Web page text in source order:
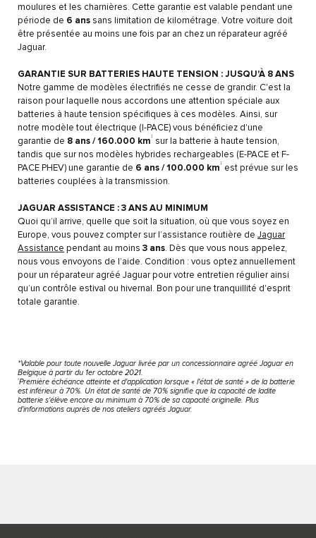
moulures et les charnières. Cette garantie est valable pendant une
période de 6 ans sans limitation de kilométrage. Votre voiture doit
être présentée au moins une fois par an chez un réparateur agréé
Jaguar.
GARANTIE SUR BATTERIES HAUTE TENSION : JUSQU'À 8 ANS
Notre gamme de modèles électrifiés ne cesse de grandir. C'est la
raison pour laquelle nous accordons une attention spéciale aux
batteries à haute tension spécifiques à ces modèles. Ainsi, sur
notre modèle tout électrique (I-PACE) vous bénéficiez d'une
garantie de 8 ans / 160.000 km‡ sur la batterie à haute tension,
tandis que sur nos modèles hybrides rechargeables (E-PACE et F-
PACE PHEV) une garantie de 6 ans / 100.000 km‡ est prévue sur les
batteries couplées à la transmission.
JAGUAR ASSISTANCE : 3 ANS AU MINIMUM
Quoi qu’il arrive, quelle que soit la situation, où que vous soyez en
Europe, vous pouvez compter sur l’assistance routière de Jaguar
Assistance pendant au moins 3 ans. Dès que vous nous appelez,
nous vous envoyons de l’aide. Condition : vous optez annuellement
pour un réparateur agréé Jaguar pour votre entretien régulier ainsi
qu’un contrôle estival ou hivernal. Bon pour une tranquillité d'esprit
totale garantie.
*Valable pour toute nouvelle Jaguar livrée par un concessionnaire agréé Jaguar en
Belgique à partir du 1er octobre 2021.
‡Première échéance atteinte et d'application lorsque « l'état de santé » de la batterie
est inférieur à 70%. Un état de santé de 70% signifie que la capacité de ladite
batterie s'élève encore au minimum à 70% de sa capacité originelle. Plus
d'informations auprès de nos ateliers agréés Jaguar.